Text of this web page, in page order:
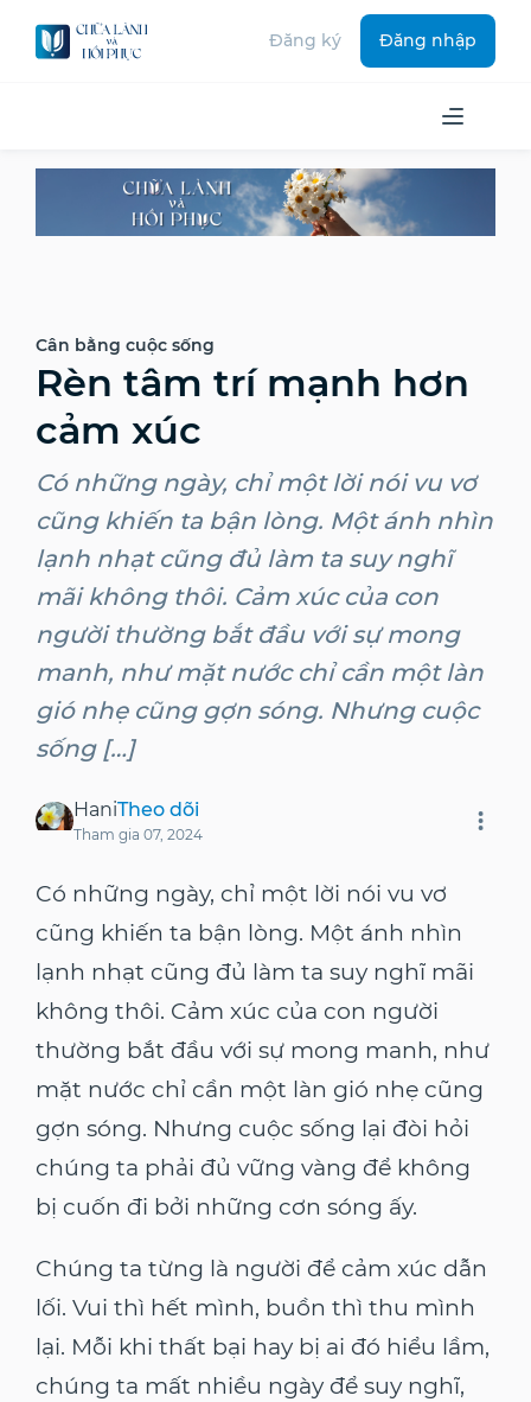
Đăng ký Đăng nhập
Cân bằng cuộc sống
Rèn tâm trí mạnh hơn
cảm xúc
Có những ngày, chỉ một lời nói vu vơ
cũng khiến ta bận lòng. Một ánh nhìn
lạnh nhạt cũng đủ làm ta suy nghĩ
mãi không thôi. Cảm xúc của con
người thường bắt đầu với sự mong
manh, như mặt nước chỉ cần một làn
gió nhẹ cũng gợn sóng. Nhưng cuộc
sống […]
HaniTheo dõi
Tham gia 07, 2024
Có những ngày, chỉ một lời nói vu vơ
cũng khiến ta bận lòng. Một ánh nhìn
lạnh nhạt cũng đủ làm ta suy nghĩ mãi
không thôi. Cảm xúc của con người
thường bắt đầu với sự mong manh, như
mặt nước chỉ cần một làn gió nhẹ cũng
gợn sóng. Nhưng cuộc sống lại đòi hỏi
chúng ta phải đủ vững vàng để không
bị cuốn đi bởi những cơn sóng ấy.
Chúng ta từng là người để cảm xúc dẫn
lối. Vui thì hết mình, buồn thì thu mình
lại. Mỗi khi thất bại hay bị ai đó hiểu lầm,
chúng ta mất nhiều ngày để suy nghĩ,